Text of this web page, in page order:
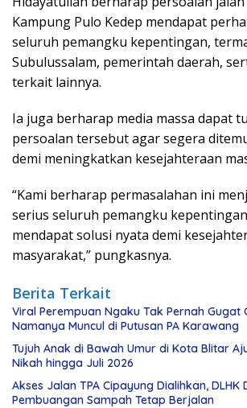
Kampung Pulo Kedep mendapat
seluruh pemangku kepentingan,
Subulussalam, pemerintah daerah,
terkait lainnya.
Ia juga berharap media massa dapat
persoalan tersebut agar segera
demi meningkatkan kesejahteraan
“Kami berharap permasalahan ini
serius seluruh pemangku
mendapat solusi nyata demi
masyarakat,” pungkasnya.
Berita Terkait
Viral Perempuan Ngaku Tak Pernah Gugat
Namanya Muncul di Putusan PA Karawang
Tujuh Anak di Bawah Umur di Kota Blitar
Nikah hingga Juli 2026
Akses Jalan TPA Cipayung Dialihkan, DLHK
Pembuangan Sampah Tetap Berjalan